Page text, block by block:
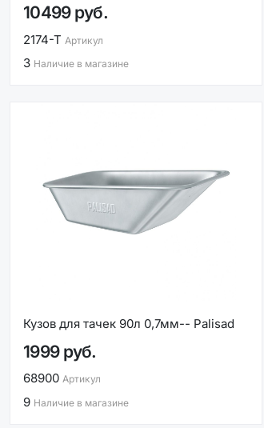
10499 руб.
2174-Т Артикул
3 Наличие в магазине
Кузов для тачек 90л 0,7мм-- Palisad
1999 руб.
68900 Артикул
9 Наличие в магазине